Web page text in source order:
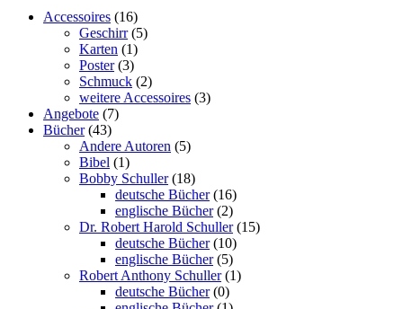
Accessoires (16)
Geschirr (5)
Karten (1)
Poster (3)
Schmuck (2)
weitere Accessoires (3)
Angebote (7)
Bücher (43)
Andere Autoren (5)
Bibel (1)
Bobby Schuller (18)
deutsche Bücher (16)
englische Bücher (2)
Dr. Robert Harold Schuller (15)
deutsche Bücher (10)
englische Bücher (5)
Robert Anthony Schuller (1)
deutsche Bücher (0)